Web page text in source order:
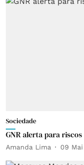
Sociedade
GNR alerta para
Amanda Lima 09